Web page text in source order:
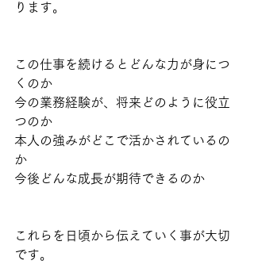
ります。
この仕事を続けるとどんな力が身につ
くのか
今の業務経験が、将来どのように役立
つのか
本人の強みがどこで活かされているの
か
今後どんな成長が期待できるのか
これらを日頃から伝えていく事が大切
です。